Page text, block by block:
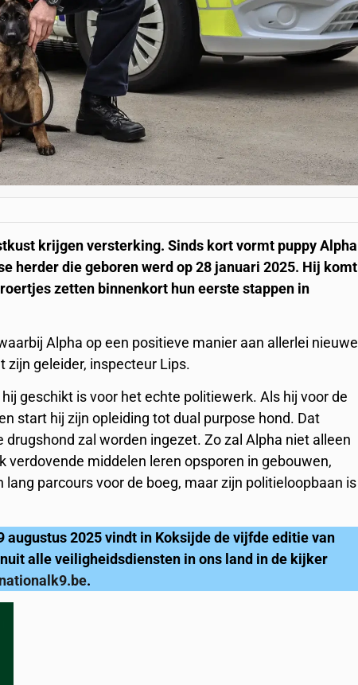
krijgen versterking. Sinds kort vormt puppy Alpha
herder die geboren werd op 28 januari 2025. Hij komt
zetten binnenkort hun eerste stappen in
Alpha op een positieve manier aan allerlei nieuwe
geleider, inspecteur Lips.
geschikt is voor het echte politiewerk. Als hij voor de
start hij zijn opleiding tot dual purpose hond. Dat
zal worden ingezet. Zo zal Alpha niet alleen
middelen leren opsporen in gebouwen,
parcours voor de boeg, maar zijn politieloopbaan is
augustus 2025 vindt in Koksijde de vijfde editie van
alle veiligheidsdiensten in ons land in de kijker
.